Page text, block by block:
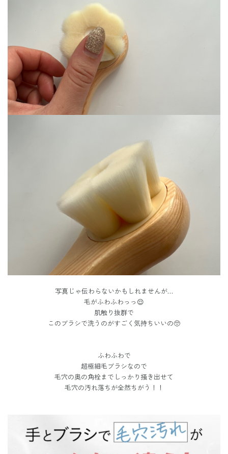
写真じゃ伝わらないかもしれませんが…
毛がふわふわっっ😌
肌触り抜群で
このブラシで洗うのがすごく気持ちいいの🥺
ふわふわで
超極細毛ブラシなので
毛穴の奥の角栓までしっかり掻き出せて
毛穴の汚れ落ちが全然ちがう！！